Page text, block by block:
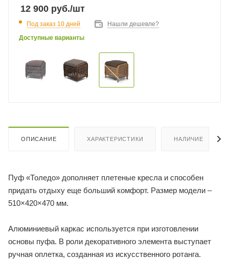
12 900 руб./шт
Под заказ 10 дней
Нашли дешевле?
Доступные варианты
ОПИСАНИЕ ХАРАКТЕРИСТИКИ НАЛИЧИЕ
Пуф «Толедо» дополняет плетеные кресла и способен
придать отдыху еще больший комфорт. Размер модели –
510×420×470 мм.
Алюминиевый каркас используется при изготовлении
основы пуфа. В роли декоративного элемента выступает
ручная оплетка, созданная из искусственного ротанга.